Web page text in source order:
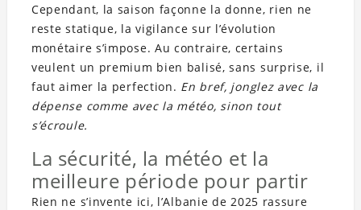
Cependant, la saison façonne la donne, rien ne
reste statique, la vigilance sur l’évolution
monétaire s’impose. Au contraire, certains
veulent un premium bien balisé, sans surprise, il
faut aimer la perfection. En bref, jonglez avec la
dépense comme avec la météo, sinon tout
s’écroule.
La sécurité, la météo et la
meilleure période pour partir
Rien ne s’invente ici, l’Albanie de 2025 rassure